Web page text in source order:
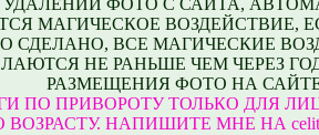
УДАЛЕНИИ ФОТО С САЙТА,
МАГИЧЕСКОЕ ВОЗДЕЙСТВИЕ,
СДЕЛАНО, ВСЕ МАГИЧЕСКИЕ
НЕ РАНЬШЕ ЧЕМ ЧЕРЕЗ
РАЗМЕЩЕНИЯ ФОТО НА
ПО ПРИВОРОТУ ТОЛЬКО ДЛЯ
НАПИШИТЕ МНЕ НА